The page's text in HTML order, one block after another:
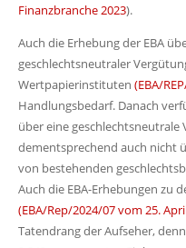
Finanzbranche 2023).
Auch die Erhebung der EBA
geschlechtsneutraler
Wertpapierinstituten (EBA/
Handlungsbedarf. Danach
über eine
dementsprechend auch nicht
von bestehenden
Auch die EBA-Erhebungen zu
(EBA/Rep/2024/07 vom 25.
Tatendrang der Aufseher,